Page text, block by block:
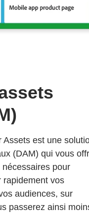
est une
(DAM) qui vous
nécessaires pour
rapidement vos
audiences, sur
passerez ainsi